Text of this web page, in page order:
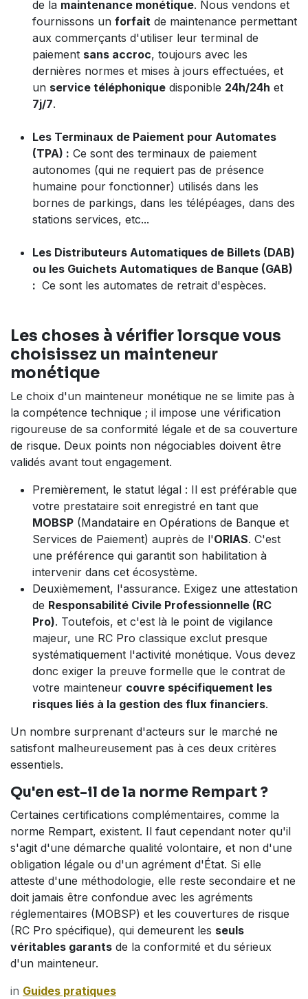
de la maintenance monétique. Nous vendons et
fournissons un forfait de maintenance permettant
aux commerçants d'utiliser leur terminal de
paiement sans accroc, toujours avec les
dernières normes et mises à jours effectuées, et
un service téléphonique disponible 24h/24h et
7j/7.
Les Terminaux de Paiement pour Automates
(TPA) : Ce sont des terminaux de paiement
autonomes (qui ne requiert pas de présence
humaine pour fonctionner) utilisés dans les
bornes de parkings, dans les télépéages, dans des
stations services, etc...
Les Distributeurs Automatiques de Billets (DAB)
ou les Guichets Automatiques de Banque (GAB)
: Ce sont les automates de retrait d'espèces.
Les choses à vérifier lorsque vous
choisissez un maintene​ur
monétique
Le choix d'un mainteneur monétique ne se limite pas à
la compétence technique ; il impose une vérification
rigoureuse de sa conformité légale et de sa couverture
de risque. Deux points non négociables doivent être
validés avant tout engagement.
Premièrement, le statut légal : Il est préférable que
votre prestataire soit enregistré en tant que
MOBSP (Mandataire en Opérations de Banque et
Services de Paiement) auprès de l'ORIAS. C'est
une préférence qui garantit son habilitation à
intervenir dans cet écosystème.
Deuxièmement, l'assurance. Exigez une attestation
de Responsabilité Civile Professionnelle (RC
Pro). Toutefois, et c'est là le point de vigilance
majeur, une RC Pro classique exclut presque
systématiquement l'activité monétique. Vous devez
donc exiger la preuve formelle que le contrat de
votre mainteneur couvre spécifiquement les
risques liés à la gestion des flux financiers.
Un nombre surprenant d'acteurs sur le marché ne
satisfont malheureusement pas à ces deux critères
essentiels.
Qu'en est-il de la norme Rempart ?
Certaines certifications complémentaires, comme la
norme Rempart, existent. Il faut cependant noter qu'il
s'agit d'une démarche qualité volontaire, et non d'une
obligation légale ou d'un agrément d'État. Si elle
atteste d'une méthodologie, elle reste secondaire et ne
doit jamais être confondue avec les agréments
réglementaires (MOBSP) et les couvertures de risque
(RC Pro spécifique), qui demeurent les seuls
véritables garants de la conformité et du sérieux
d'un mainteneur.
in Guides pratiques